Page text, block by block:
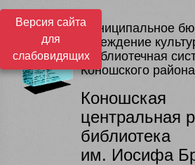
Версия сайта
для
слабовидящих
Муниципальное
учреждение
"Библиотечная
Коношского
Коношская
центральная
библиотека
им. Иосифа